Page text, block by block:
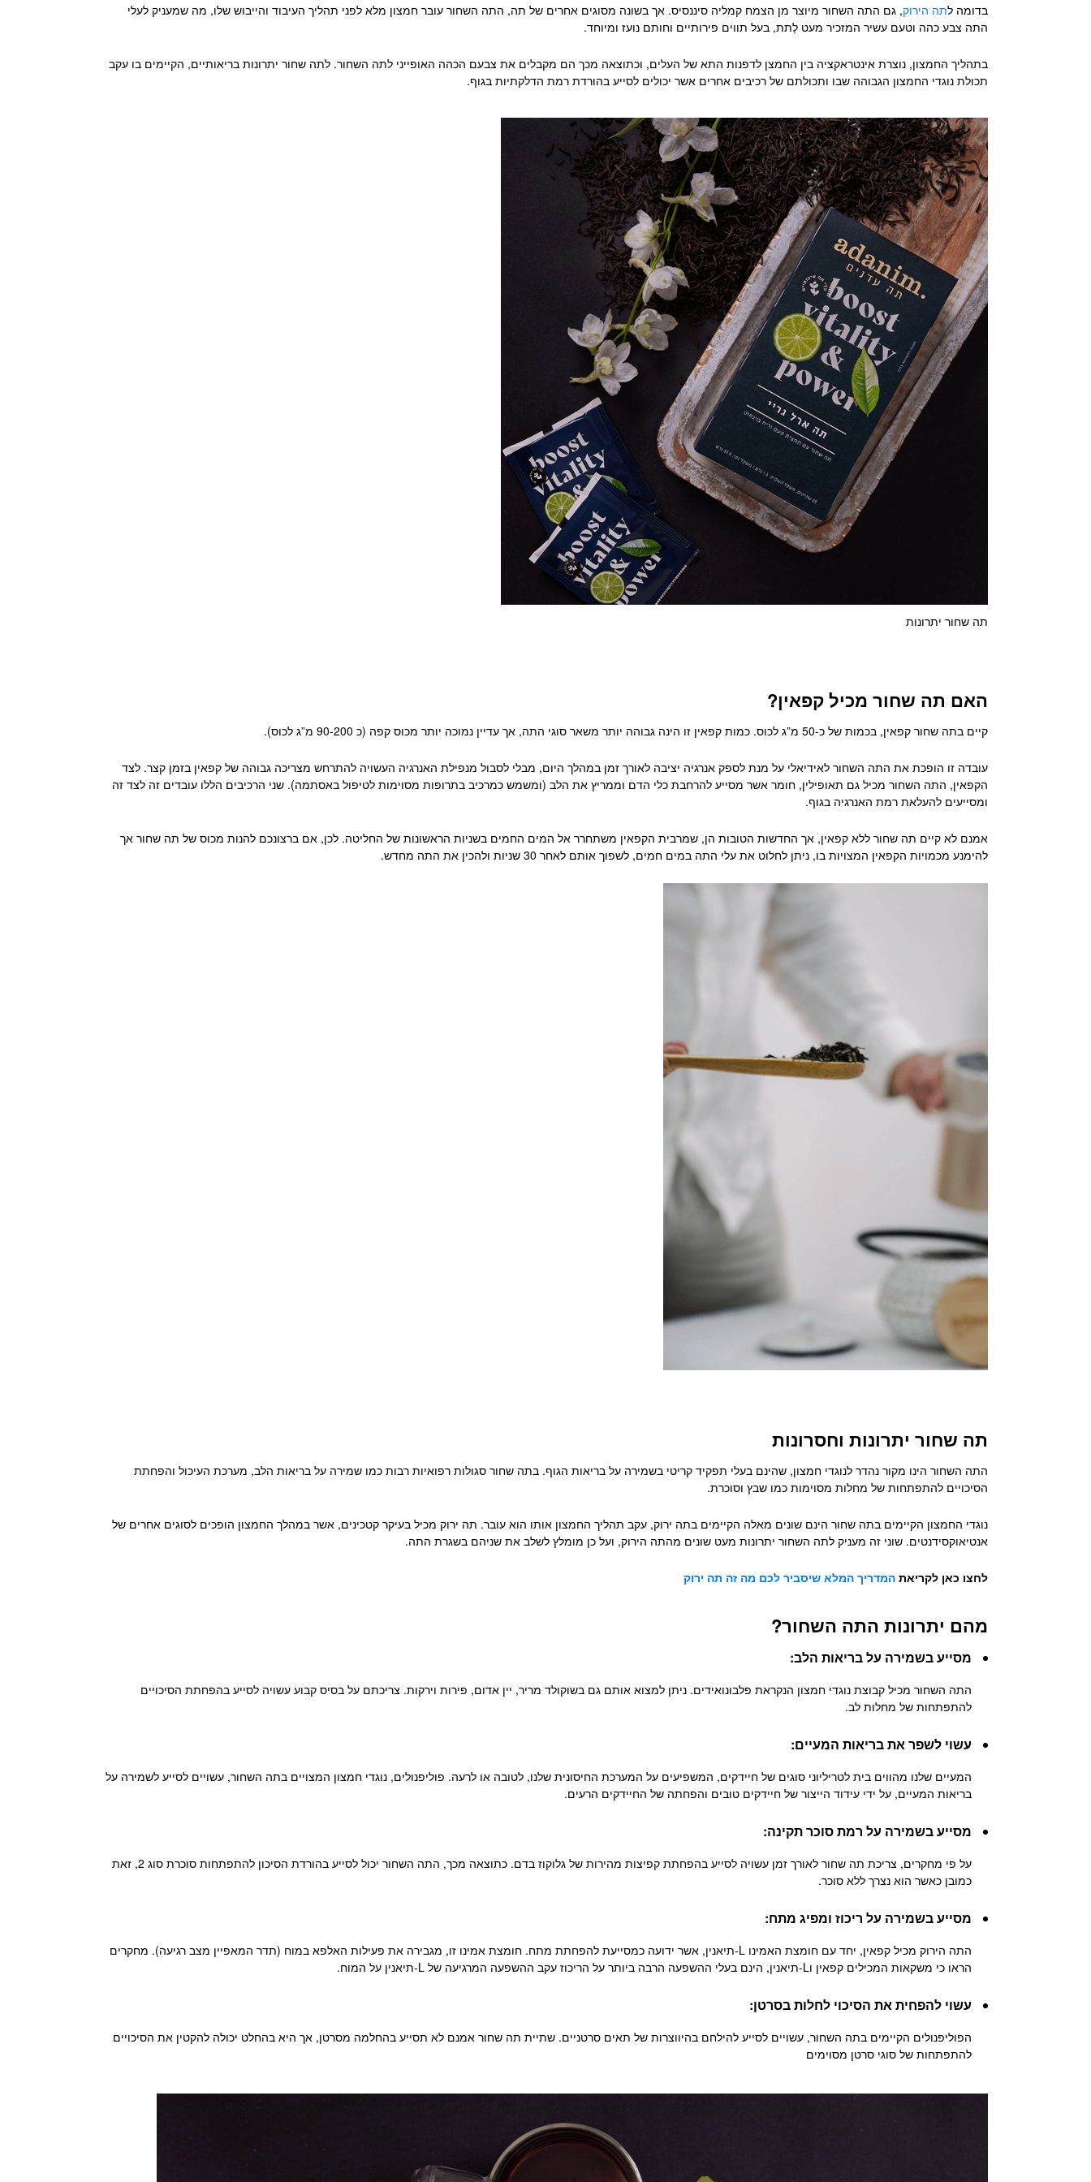
בדומה לתה הירוק, גם התה השחור מיוצר מן הצמח קמליה סיננסיס. אך בשונה מסוגים אחרים של תה, התה השחור עובר חמצון מלא לפני תהליך העיבוד והייבוש שלו, מה שמעניק לעלי
התה צבע כהה וטעם עשיר המזכיר מעט לֶתת, בעל תווים פירותיים וחותם נועז ומיוחד.
בתהליך החמצון, נוצרת אינטראקציה בין החמצן לדפנות התא של העלים, וכתוצאה מכך הם מקבלים את צבעם הכהה האופייני לתה השחור. לתה שחור יתרונות בריאותיים, הקיימים בו עקב
תכולת נוגדי החמצון הגבוהה שבו ותכולתם של רכיבים אחרים אשר יכולים לסייע בהורדת רמת הדלקתיות בגוף.
תה שחור יתרונות
האם תה שחור מכיל קפאין?
קיים בתה שחור קפאין, בכמות של כ-50 מ”ג לכוס. כמות קפאין זו הינה גבוהה יותר משאר סוגי התה, אך עדיין נמוכה יותר מכוס קפה (כ 90-200 מ”ג לכוס).
עובדה זו הופכת את התה השחור לאידיאלי על מנת לספק אנרגיה יציבה לאורך זמן במהלך היום, מבלי לסבול מנפילת האנרגיה העשויה להתרחש מצריכה גבוהה של קפאין בזמן קצר. לצד
הקפאין, התה השחור מכיל גם תאופילין, חומר אשר מסייע להרחבת כלי הדם וממריץ את הלב (ומשמש כמרכיב בתרופות מסוימות לטיפול באסתמה). שני הרכיבים הללו עובדים זה לצד זה
ומסייעים להעלאת רמת האנרגיה בגוף.
אמנם לא קיים תה שחור ללא קפאין, אך החדשות הטובות הן, שמרבית הקפאין משתחרר אל המים החמים בשניות הראשונות של החליטה. לכן, אם ברצונכם להנות מכוס של תה שחור אך
להימנע מכמויות הקפאין המצויות בו, ניתן לחלוט את עלי התה במים חמים, לשפוך אותם לאחר 30 שניות ולהכין את התה מחדש.
תה שחור יתרונות וחסרונות
התה השחור הינו מקור נהדר לנוגדי חמצון, שהינם בעלי תפקיד קריטי בשמירה על בריאות הגוף. בתה שחור סגולות רפואיות רבות כמו שמירה על בריאות הלב, מערכת העיכול והפחתת
הסיכויים להתפתחות של מחלות מסוימות כמו שבץ וסוכרת.
נוגדי החמצון הקיימים בתה שחור הינם שונים מאלה הקיימים בתה ירוק, עקב תהליך החמצון אותו הוא עובר. תה ירוק מכיל בעיקר קטכינים, אשר במהלך החמצון הופכים לסוגים אחרים של
אנטיאוקסידנטים. שוני זה מעניק לתה השחור יתרונות מעט שונים מהתה הירוק, ועל כן מומלץ לשלב את שניהם בשגרת התה.
לחצו כאן לקריאת המדריך המלא שיסביר לכם מה זה תה ירוק
מהם יתרונות התה השחור?
מסייע בשמירה על בריאות הלב:
התה השחור מכיל קבוצת נוגדי חמצון הנקראת פלבונואידים. ניתן למצוא אותם גם בשוקולד מריר, יין אדום, פירות וירקות. צריכתם על בסיס קבוע עשויה לסייע בהפחתת הסיכויים
להתפתחות של מחלות לב.
עשוי לשפר את בריאות המעיים:
המעיים שלנו מהווים בית לטריליוני סוגים של חיידקים, המשפיעים על המערכת החיסונית שלנו, לטובה או לרעה. פוליפנולים, נוגדי חמצון המצויים בתה השחור, עשויים לסייע לשמירה על
בריאות המעיים, על ידי עידוד הייצור של חיידקים טובים והפחתה של החיידקים הרעים.
מסייע בשמירה על רמת סוכר תקינה:
על פי מחקרים, צריכת תה שחור לאורך זמן עשויה לסייע בהפחתת קפיצות מהירות של גלוקוז בדם. כתוצאה מכך, התה השחור יכול לסייע בהורדת הסיכון להתפתחות סוכרת סוג 2, זאת
כמובן כאשר הוא נצרך ללא סוכר.
מסייע בשמירה על ריכוז ומפיג מתח:
התה הירוק מכיל קפאין, יחד עם חומצת האמינו L-תיאנין, אשר ידועה כמסייעת להפחתת מתח. חומצת אמינו זו, מגבירה את פעילות האלפא במוח (תדר המאפיין מצב רגיעה). מחקרים
הראו כי משקאות המכילים קפאין וL-תיאנין, הינם בעלי ההשפעה הרבה ביותר על הריכוז עקב ההשפעה המרגיעה של L-תיאנין על המוח.
עשוי להפחית את הסיכוי לחלות בסרטן:
הפוליפנולים הקיימים בתה השחור, עשויים לסייע להילחם בהיווצרות של תאים סרטניים. שתיית תה שחור אמנם לא תסייע בהחלמה מסרטן, אך היא בהחלט יכולה להקטין את הסיכויים
להתפתחות של סוגי סרטן מסוימים